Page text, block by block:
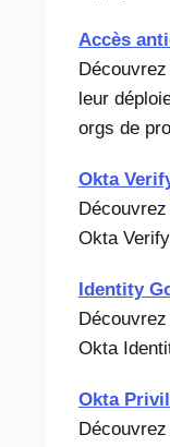
Accès
leur
orgs de
Okta
Okta Verify
Identity
Okta
Okta